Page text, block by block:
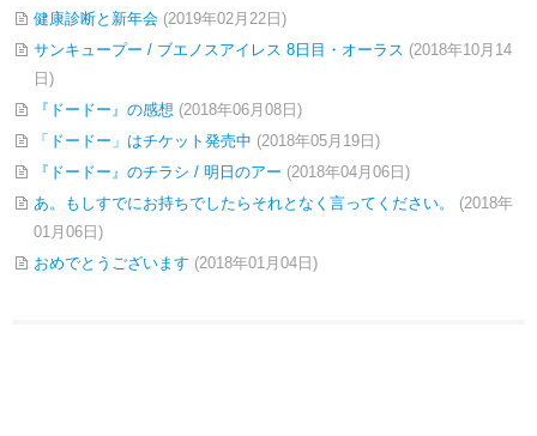
健康診断と新年会 (2019年02月22日)
サンキュープー / ブエノスアイレス 8日目・オーラス (2018年10月14
日)
『ドードー』の感想 (2018年06月08日)
「ドードー」はチケット発売中 (2018年05月19日)
『ドードー』のチラシ / 明日のアー (2018年04月06日)
あ。もしすでにお持ちでしたらそれとなく言ってください。
(2018年
01月06日)
おめでとうございます (2018年01月04日)